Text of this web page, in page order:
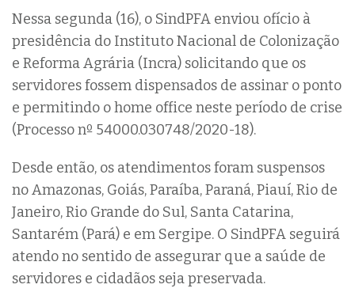
Nessa segunda (16), o SindPFA enviou ofício à
presidência do Instituto Nacional de Colonização
e Reforma Agrária (Incra) solicitando que os
servidores fossem dispensados de assinar o ponto
e permitindo o home office neste período de crise
(Processo nº 54000.030748/2020-18).
Desde então, os atendimentos foram suspensos
no Amazonas, Goiás, Paraíba, Paraná, Piauí, Rio de
Janeiro, Rio Grande do Sul, Santa Catarina,
Santarém (Pará) e em Sergipe. O SindPFA seguirá
atendo no sentido de assegurar que a saúde de
servidores e cidadãos seja preservada.